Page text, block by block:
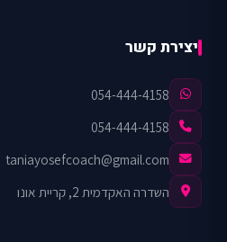
יצירת קשר
054-444-4158
054-444-4158
taniayosefcoach@gmail.com
השדרה האקדמית 2, קריית אונו